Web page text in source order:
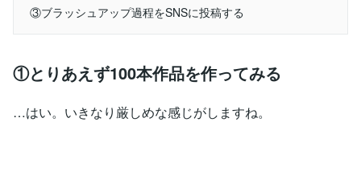
③ブラッシュアップ過程をSNSに投稿する
①とりあえず100本作品を作ってみる
…はい。いきなり厳しめな感じがしますね。